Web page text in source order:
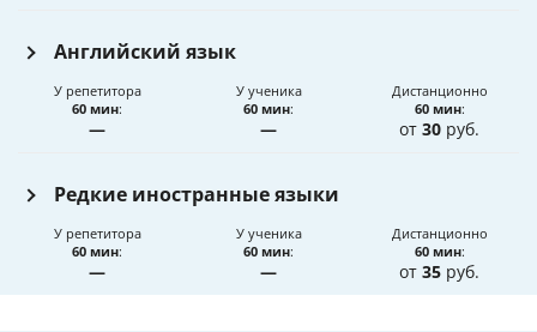
Английский язык
У репетитора
60 мин:
—
У ученика
60 мин:
—
Дистанционно
60 мин:
от30 руб.
Редкие иностранные языки
У репетитора
60 мин:
—
У ученика
60 мин:
—
Дистанционно
60 мин:
от35 руб.